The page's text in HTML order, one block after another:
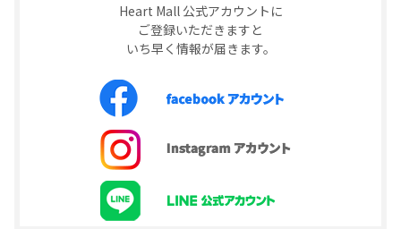
Heart Mall 公式アカウントに
ご登録いただきますと
いち早く情報が届きます。